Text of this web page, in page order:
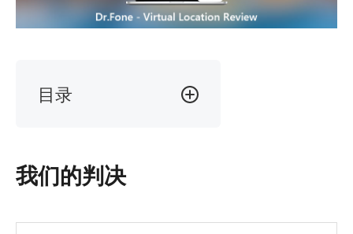
目录
判
决
什
我们的判决